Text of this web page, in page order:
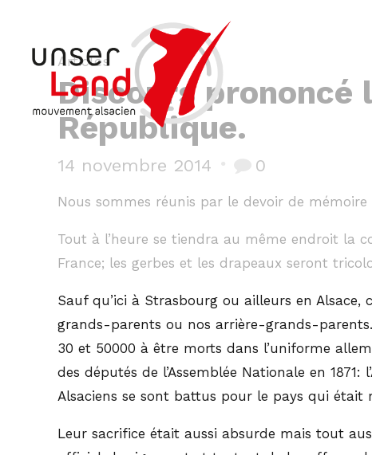
Articles
Discours prononcé
République.
14 novembre 2014 0
Nous sommes réunis par le devoir de mémoire
Tout à l’heure se tiendra au même endroit la
France; les gerbes et les drapeaux seront
Sauf qu’ici à Strasbourg ou ailleurs en
grands-parents ou nos arrière-grands-
30 et 50000 à être morts dans l’uniforme
des députés de l’Assemblée Nationale en
Alsaciens se sont battus pour le pays qui était
Leur sacrifice était aussi absurde mais tout